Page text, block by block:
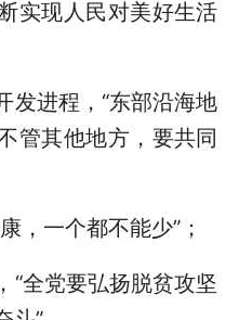
实现人民对美好生活
发进程，“东部沿海地
管其他地方，要共同
，一个都不能少”；
“全党要弘扬脱贫攻坚